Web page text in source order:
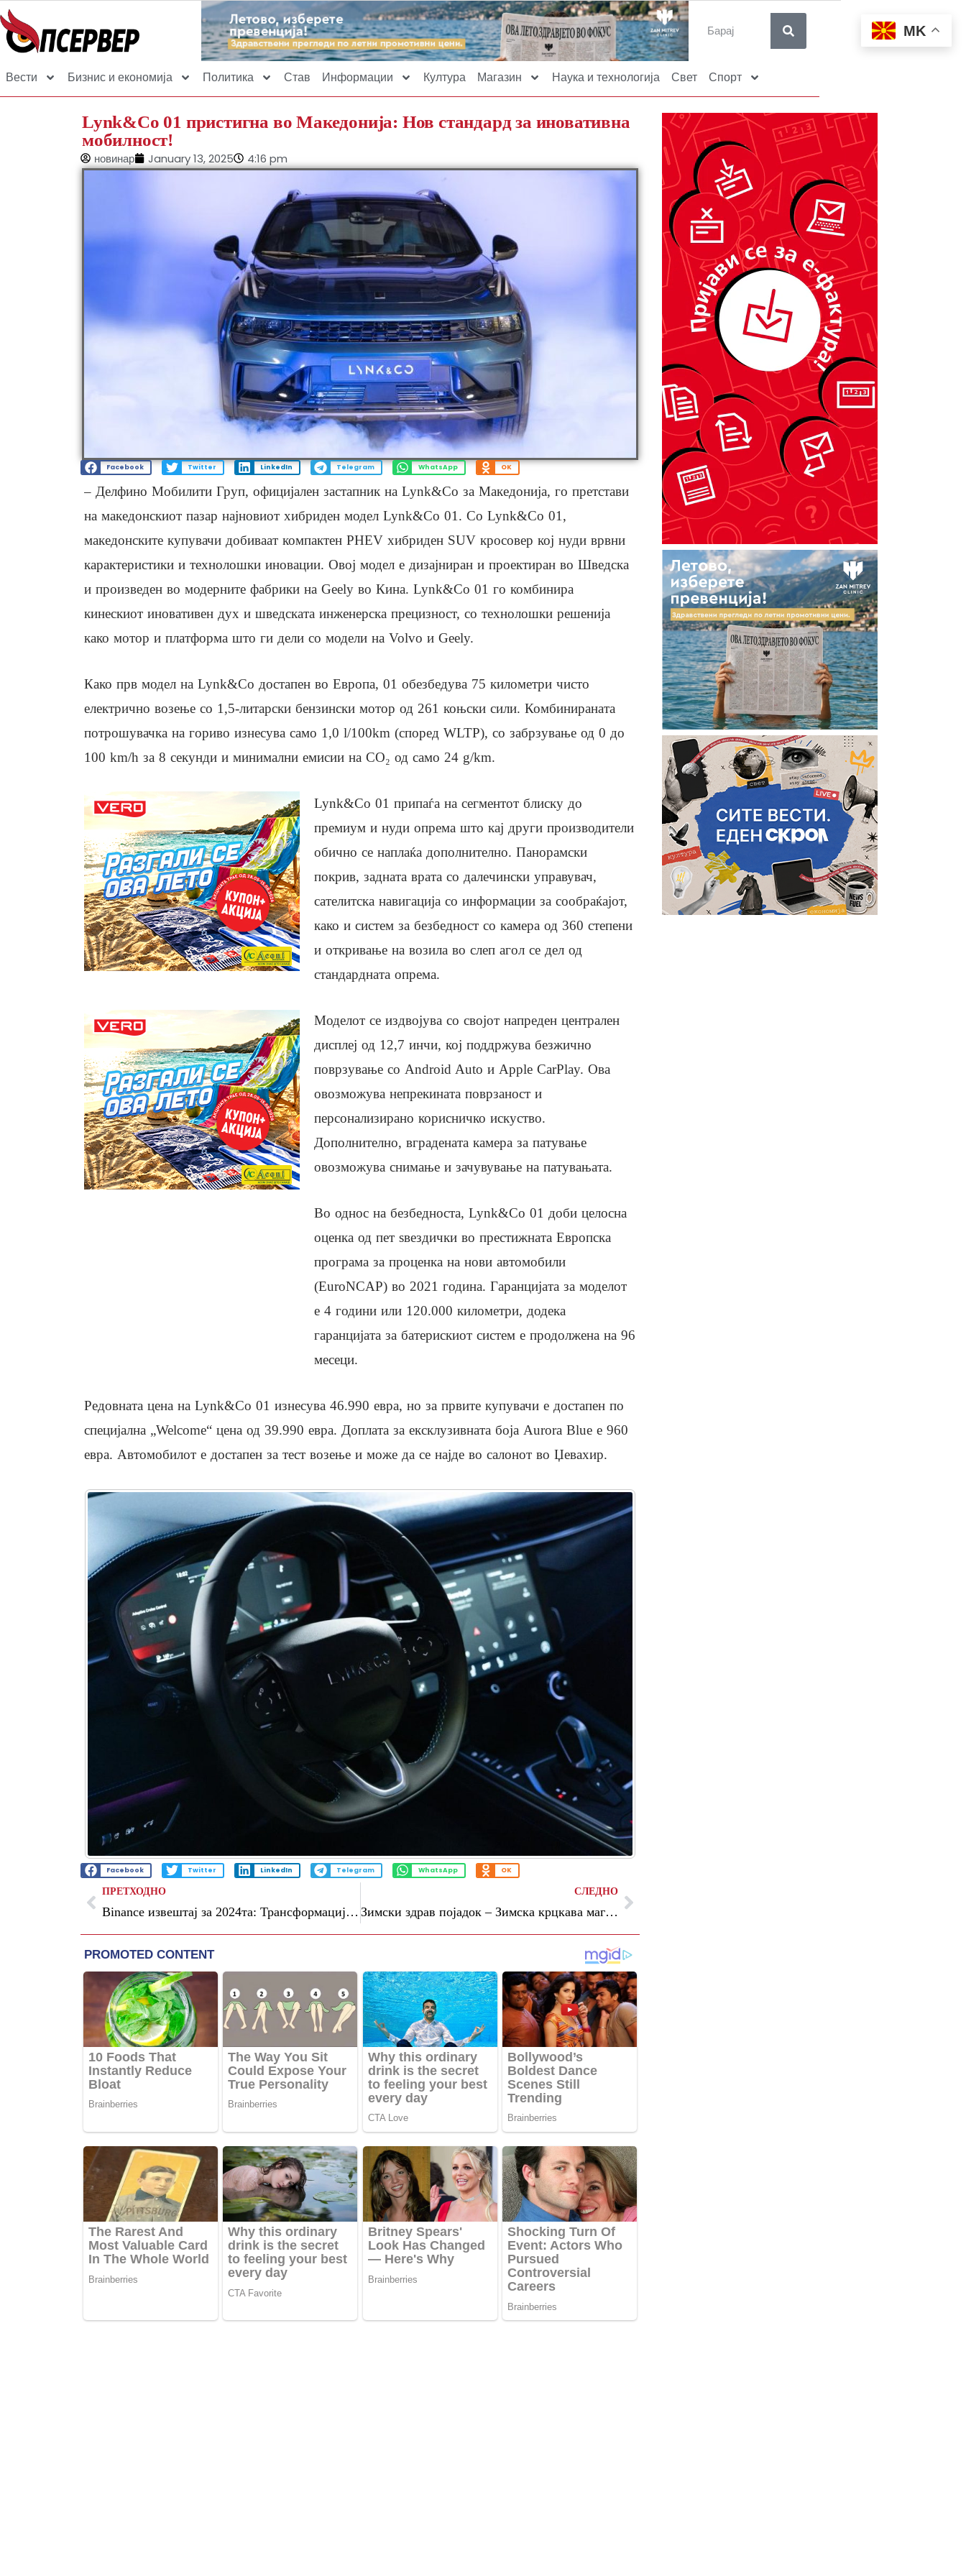
Вести Бизнис и економија Политика Став Информации Култура Магазин Наука и технологија Свет Спорт
Lynk&Co 01 пристигна во Македонија: Нов стандард за иновативна
мобилност!
новинар January 13, 2025 4:16 pm
Facebook Twitter LinkedIn Telegram WhatsApp OK
– Делфино Мобилити Груп, официјален застапник на Lynk&Co за Македонија, го претстави
на македонскиот пазар најновиот хибриден модел Lynk&Co 01. Со Lynk&Co 01,
македонските купувачи добиваат компактен PHEV хибриден SUV кросовер кој нуди врвни
карактеристики и технолошки иновации. Овој модел е дизајниран и проектиран во Шведска
и произведен во модерните фабрики на Geely во Кина. Lynk&Co 01 го комбинира
кинескиот иновативен дух и шведската инженерска прецизност, со технолошки решенија
како мотор и платформа што ги дели со модели на Volvo и Geely.
Како прв модел на Lynk&Co достапен во Европа, 01 обезбедува 75 километри чисто
електрично возење со 1,5-литарски бензински мотор од 261 коњски сили. Комбинираната
потрошувачка на гориво изнесува само 1,0 l/100km (според WLTP), со забрзување од 0 до
100 km/h за 8 секунди и минимални емисии на CO₂ од само 24 g/km.
Lynk&Co 01 припаѓа на сегментот блиску до
премиум и нуди опрема што кај други производители
обично се наплаќа дополнително. Панорамски
покрив, задната врата со далечински управувач,
сателитска навигација со информации за сообраќајот,
како и систем за безбедност со камера од 360 степени
и откривање на возила во слеп агол се дел од
стандардната опрема.
Моделот се издвојува со својот напреден централен
дисплеј од 12,7 инчи, кој поддржува безжично
поврзување со Android Auto и Apple CarPlay. Ова
овозможува непрекината поврзаност и
персонализирано корисничко искуство.
Дополнително, вградената камера за патување
овозможува снимање и зачувување на патувањата.
Во однос на безбедноста, Lynk&Co 01 доби целосна
оценка од пет ѕвездички во престижната Европска
програма за проценка на нови автомобили
(EuroNCAP) во 2021 година. Гаранцијата за моделот
е 4 години или 120.000 километри, додека
гаранцијата за батерискиот систем е продолжена на 96
месеци.
Редовната цена на Lynk&Co 01 изнесува 46.990 евра, но за првите купувачи е достапен по
специјална „Welcome“ цена од 39.990 евра. Доплата за ексклузивната боја Aurora Blue е 960
евра. Автомобилот е достапен за тест возење и може да се најде во салонот во Џевахир.
Facebook Twitter LinkedIn Telegram WhatsApp OK
ПРЕТХОДНО
Binance извештај за 2024та: Трансформација, рекорди и над 250 милиони корисници
СЛЕДНО
Зимски здрав појадок – Зимска крцкава магија со кранчи мусли
MK